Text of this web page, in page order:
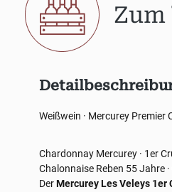
Zum
Weißwein · Mercurey Premier
Chardonnay Mercurey · 1er
Chalonnaise Reben 55 Jahre
DerMercurey Les Veleys 1er